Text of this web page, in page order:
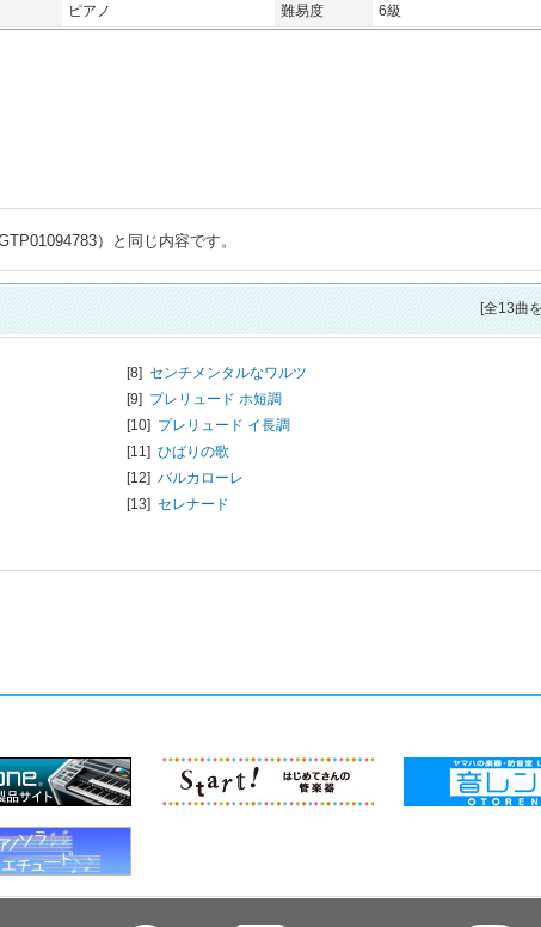
ピアノ 難易度 6級
）と同じ内容です。
[全13曲
[8] センチメンタルなワルツ
[9] プレリュード ホ短調
[10] プレリュード イ長調
[11] ひばりの歌
[12] バルカローレ
[13] セレナード